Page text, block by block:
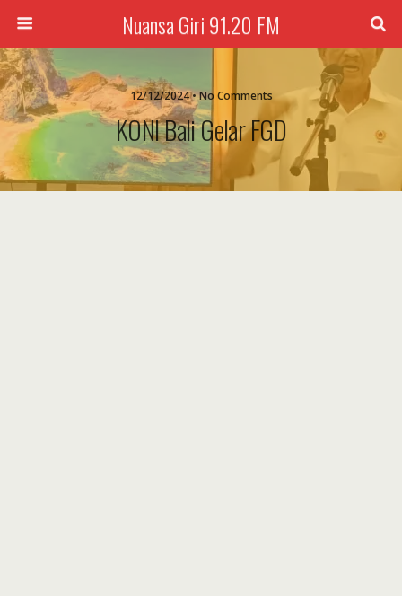
Nuansa Giri 91.20 FM
12/12/2024 • No Comments
KONI Bali Gelar FGD